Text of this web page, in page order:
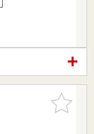
お気に入
りに追加